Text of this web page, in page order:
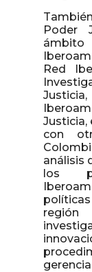
Poder
Red
Justicia,
con
análisis
los